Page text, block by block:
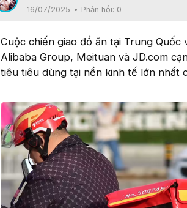
16/07/2025
Phản hồi: 0
Cuộc chiến giao đồ ăn tại Trung
Alibaba Group, Meituan và JD.com
tiêu tiêu dùng tại nền kinh tế lớn nhất